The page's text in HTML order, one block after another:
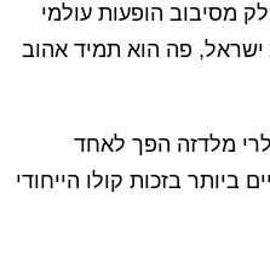
מסיבוב הופעות עולמי
ישראל, פה הוא תמיד אהוב
מלדזה הפך לאחד
ביותר בזכות קולו הייחודי